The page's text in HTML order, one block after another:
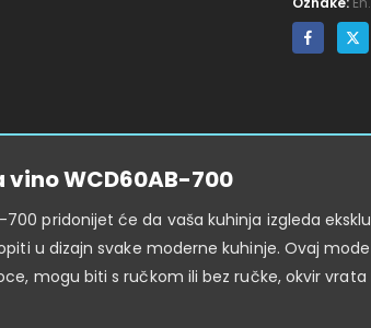
WCD60AB-700
pridonijet će da vaša kuhinja izgleda
u dizajn svake moderne kuhinje. Ovaj
mogu biti s ručkom ili bez ručke, okvir